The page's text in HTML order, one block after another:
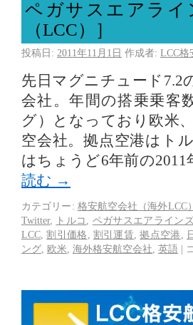
ペガサスエアライ
（LCC）］
投稿日: 2011年11月1日 作成者: LCC格
先日マグニチュード7.2
会社。年間の搭乗乗客
グ）となっており欧米
空会社。拠点空港はト
はちょうど6年前の
読む →
カテゴリー: 格安航空会社（海外LCC）
Twitter, トルコ ペガサスエアライン
LCC ,割引価格 割引運賃 ,拠点空港
ング 欧米 海外格安航空会社 英語 |